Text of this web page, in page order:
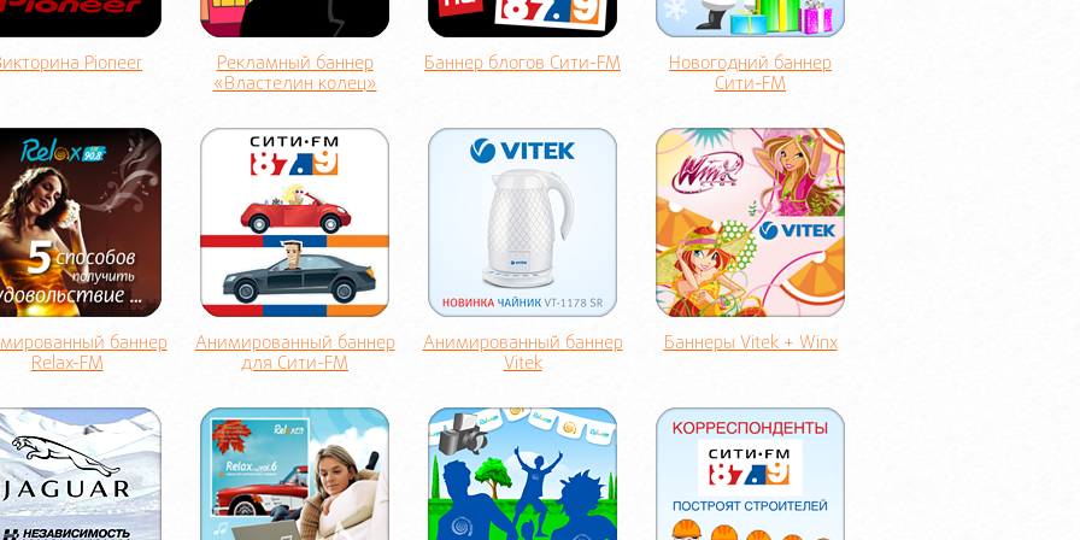
Pioneer Рекламный баннер
«Властелин колец»
Баннер блогов Сити-FM Новогодний баннер
Сити-FM
баннер
Relax-FM
Анимированный баннер
для Сити-FM
Анимированный баннер
Vitek
Баннеры Vitek + Winx